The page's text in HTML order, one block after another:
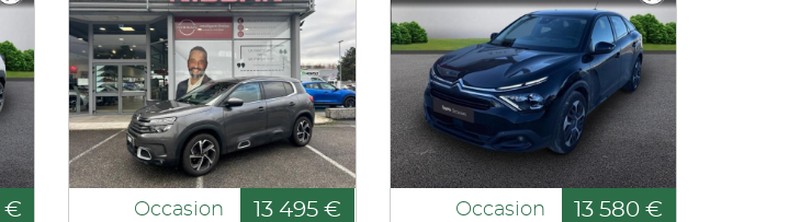
€ Occasion 13 495 € Occasion 13 580 €